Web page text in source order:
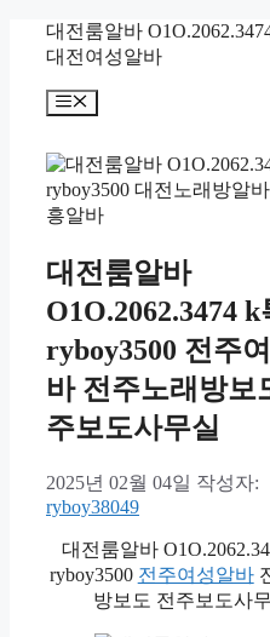
대전룸알바
대전여성알바
메
대전룸알바
O1O.2062.3474 k
ryboy3500 전주
바 전주노래방보
주보도사무실
2025년 02월 04일 작성자:
ryboy38049
대전룸알바
ryboy3500 전주여성알바
방보도 전주보도사